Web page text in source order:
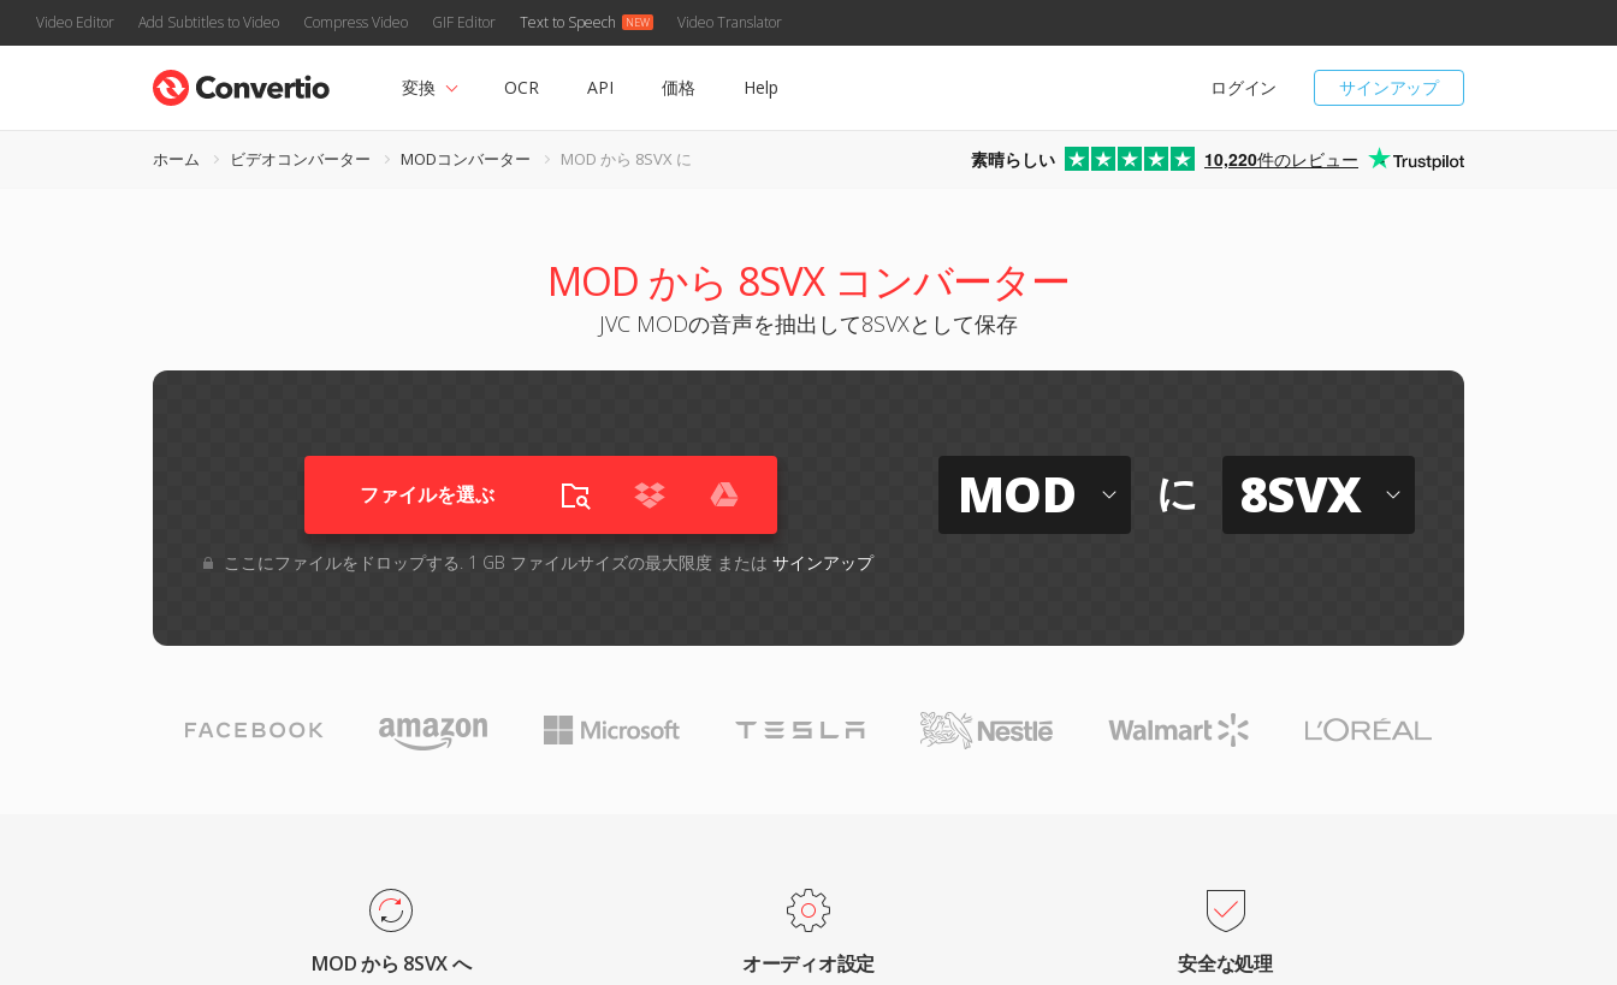
Video Editor Add Subtitles to Video Compress Video GIF Editor Text to Speech Video Translator
サインアップ
ログイン
変換 OCR API 価格 Help
ホーム ビデオコンバーター MODコンバーター MOD から 8SVX に 素晴らしい 10,220件のレビュー
MOD から 8SVX コンバーター
JVC MODの音声を抽出して8SVXとして保存
ファイルを選ぶ
ここにファイルをドロップする. 1 GB ファイルサイズの最大限度 または サインアップ
MOD に 8SVX
MOD から 8SVX へ オーディオ設定 安全な処理